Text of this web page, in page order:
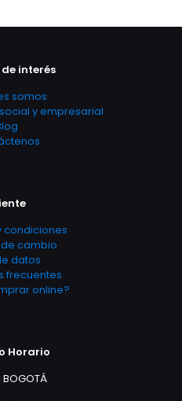
de interés
somos
y empresarial
condiciones
cambio
datos
frecuentes
online?
Horario